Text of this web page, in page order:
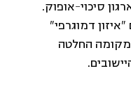
סיכוי-אופוק.
דמוגרפי"
החלטה